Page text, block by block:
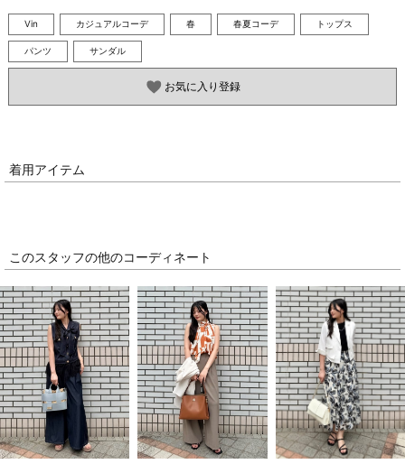
Vin カジュアルコーデ 春 春夏コーデ トップス
パンツ サンダル
お気に入り登録
着用アイテム
このスタッフの他のコーディネート